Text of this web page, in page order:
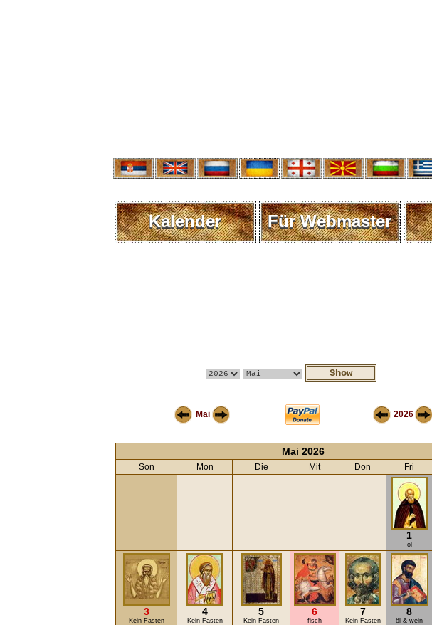
Kalender Für Webmaster
Mai 2026
Mai 2026
Son Mon Die Mit Don Fri
1
öl
3
Kein Fasten
4
Kein Fasten
5
Kein Fasten
6
fisch
7
Kein Fasten
8
öl & wein